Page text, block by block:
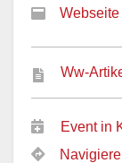
Ww-
Event in